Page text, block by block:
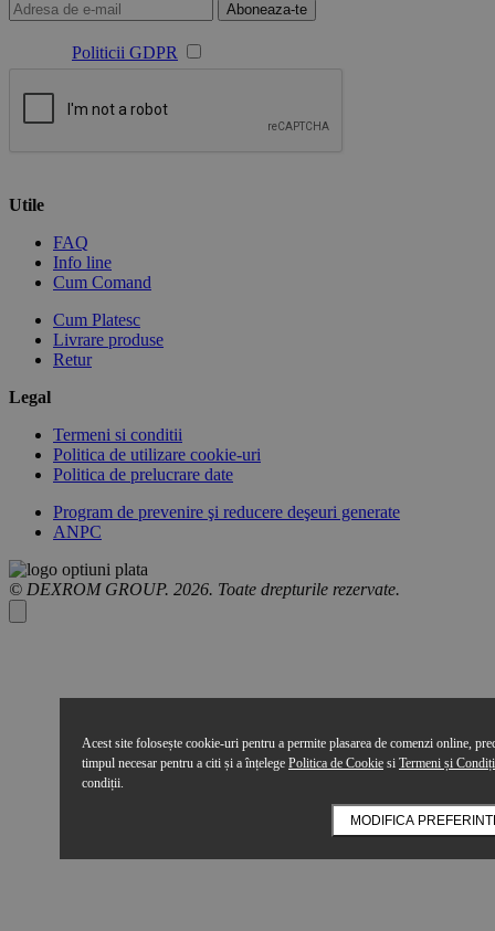
Acest site folosește cookie-uri pentru a permite plasarea de comenzi online,
timpul necesar pentru a citi și a înțelege Politica de Cookie si Termeni și
condiții.
MODIFICA
Aboneaza-te
Politicii GDPR
Utile
FAQ
Info line
Cum Comand
Cum Platesc
Livrare produse
Retur
Legal
Termeni si conditii
Politica de utilizare cookie-uri
Politica de prelucrare date
Program de prevenire şi reducere deşeuri generate
ANPC
© DEXROM GROUP. 2026. Toate drepturile rezervate.